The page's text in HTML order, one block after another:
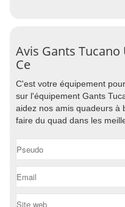
Avis Gants
Ce
C'est votre équipement
sur l'équipement Gants
aidez nos amis quadeurs à
faire du quad dans les